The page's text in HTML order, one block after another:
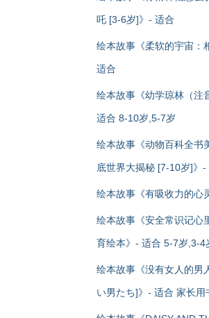
吒 [3-6岁]》- 适合
绘本故事《柔软的宇宙：
适合
绘本故事《幼学琼林（注
适合 8-10岁,5-7岁
绘本故事《动物百科全书
底世界大揭秘 [7-10岁]》-
绘本故事《有吸收力的心
绘本故事《安全常识记心
育绘本》- 适合 5-7岁,3-4
绘本故事《没有女人的男
い男たち]》- 适合 家长用